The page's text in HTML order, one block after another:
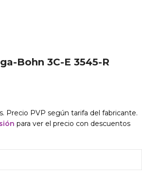
Bohn 3C-E 3545-R
Precio PVP según tarifa del fabricante.
para ver el precio con descuentos